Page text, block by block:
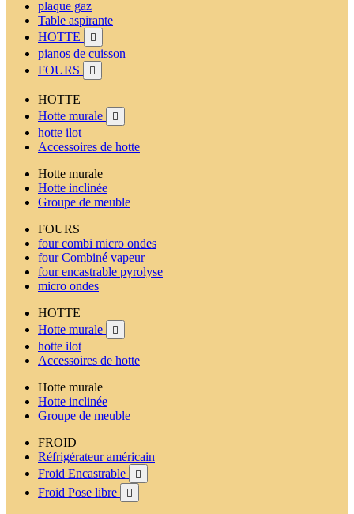
plaque gaz
Table aspirante
HOTTE

pianos de cuisson
FOURS

HOTTE
Hotte murale

hotte ilot
Accessoires de hotte
Hotte murale
Hotte inclinée
Groupe de meuble
FOURS
four combi micro ondes
four Combiné vapeur
four encastrable pyrolyse
micro ondes
HOTTE
Hotte murale

hotte ilot
Accessoires de hotte
Hotte murale
Hotte inclinée
Groupe de meuble
FROID
Réfrigérateur américain
Froid Encastrable

Froid Pose libre 